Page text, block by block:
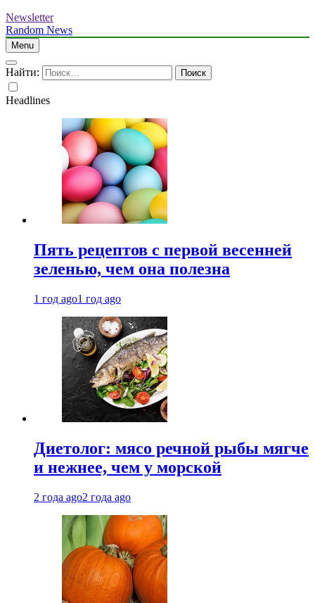
Newsletter
Random News
Menu
Найти:
Headlines
Пять рецептов с первой весенней
зеленью, чем она полезна
1 год ago1 год ago
Диетолог: мясо речной рыбы мягче
и нежнее, чем у морской
2 года ago2 года ago